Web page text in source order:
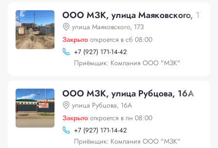
ООО МЗК, улица Маяковского, 173
улица Маяковского, 173
Закрыто откроется в сб 08:00
+7 (927) 171-14-42
Приёмщик: Компания ООО "МЗК"
ООО МЗК, улица Рубцова, 16А
улица Рубцова, 16А
Закрыто откроется в пн 08:00
+7 (927) 171-14-42
Приёмщик: Компания ООО "МЗК"